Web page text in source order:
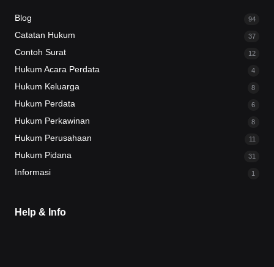
Blog 94
Catatan Hukum 37
Contoh Surat 12
Hukum Acara Perdata 4
Hukum Keluarga 8
Hukum Perdata 6
Hukum Perkawinan 8
Hukum Perusahaan 11
Hukum Pidana 31
Informasi 1
Help & Info